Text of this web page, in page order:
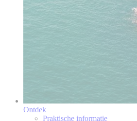
Ontdek
Praktische informatie